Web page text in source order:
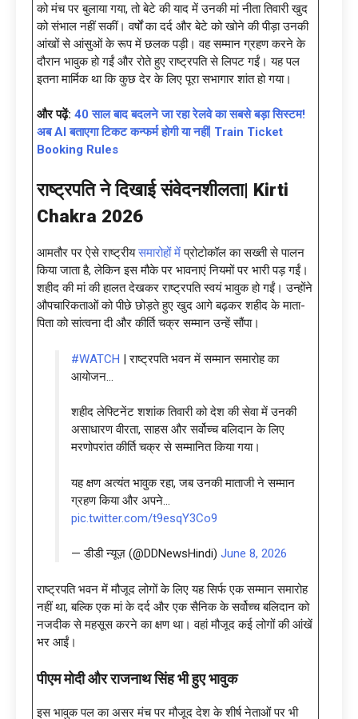
को मंच पर बुलाया गया, तो बेटे की याद में उनकी मां नीता तिवारी खुद
को संभाल नहीं सकीं। वर्षों का दर्द और बेटे को खोने की पीड़ा उनकी
आंखों से आंसुओं के रूप में छलक पड़ी। वह सम्मान ग्रहण करने के
दौरान भावुक हो गईं और रोते हुए राष्ट्रपति से लिपट गईं। यह पल
इतना मार्मिक था कि कुछ देर के लिए पूरा सभागार शांत हो गया।
और पढ़ें: 40 साल बाद बदलने जा रहा रेलवे का सबसे बड़ा सिस्टम!
अब AI बताएगा टिकट कन्फर्म होगी या नहीं| Train Ticket
Booking Rules
राष्ट्रपति ने दिखाई संवेदनशीलता| Kirti
Chakra 2026
आमतौर पर ऐसे राष्ट्रीयसमारोहों मेंप्रोटोकॉल का सख्ती से पालन
किया जाता है, लेकिन इस मौके पर भावनाएं नियमों पर भारी पड़ गईं।
शहीद की मां की हालत देखकर राष्ट्रपति स्वयं भावुक हो गईं। उन्होंने
औपचारिकताओं को पीछे छोड़ते हुए खुद आगे बढ़कर शहीद के माता-
पिता को सांत्वना दी और कीर्ति चक्र सम्मान उन्हें सौंपा।
#WATCH | राष्ट्रपति भवन में सम्मान समारोह का
आयोजन…
शहीद लेफ्टिनेंट शशांक तिवारी को देश की सेवा में उनकी
असाधारण वीरता, साहस और सर्वोच्च बलिदान के लिए
मरणोपरांत कीर्ति चक्र से सम्मानित किया गया।
यह क्षण अत्यंत भावुक रहा, जब उनकी माताजी ने सम्मान
ग्रहण किया और अपने…
pic.twitter.com/t9esqY3Co9
— डीडी न्यूज़ (@DDNewsHindi) June 8, 2026
राष्ट्रपति भवन में मौजूद लोगों के लिए यह सिर्फ एक सम्मान समारोह
नहीं था, बल्कि एक मां के दर्द और एक सैनिक के सर्वोच्च बलिदान को
नजदीक से महसूस करने का क्षण था। वहां मौजूद कई लोगों की आंखें
भर आईं।
पीएम मोदी और राजनाथ सिंह भी हुए भावुक
इस भावुक पल का असर मंच पर मौजूद देश के शीर्ष नेताओं पर भी